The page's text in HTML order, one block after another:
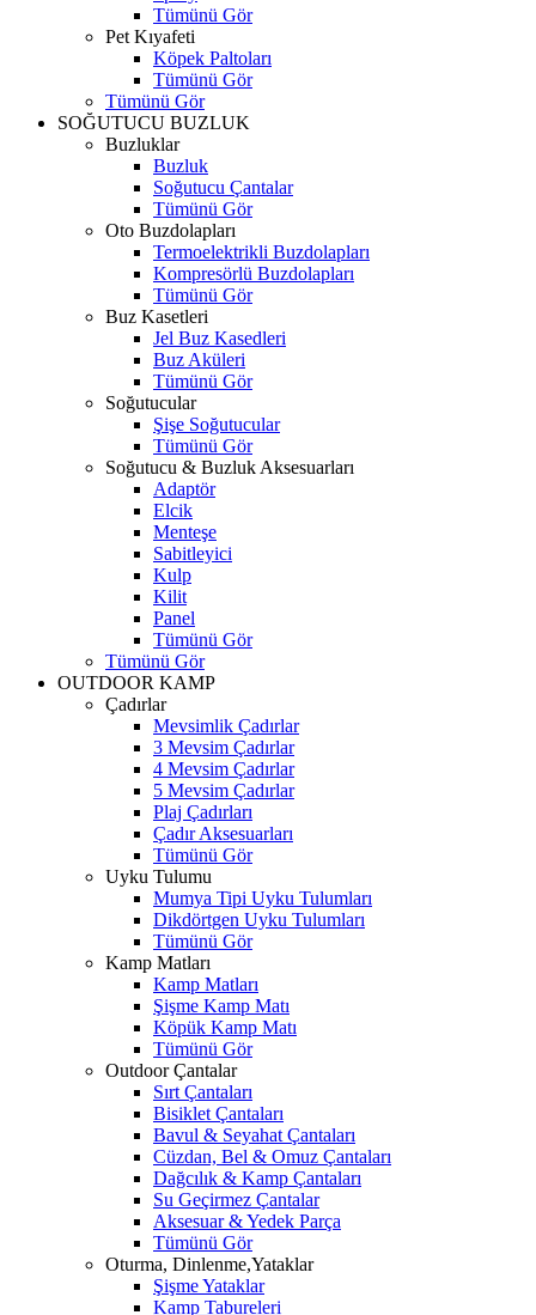
Tümünü Gör
Pet Kıyafeti
Köpek Paltoları
Tümünü Gör
Tümünü Gör
SOĞUTUCU BUZLUK
Buzluklar
Buzluk
Soğutucu Çantalar
Tümünü Gör
Oto Buzdolapları
Termoelektrikli Buzdolapları
Kompresörlü Buzdolapları
Tümünü Gör
Buz Kasetleri
Jel Buz Kasedleri
Buz Aküleri
Tümünü Gör
Soğutucular
Şişe Soğutucular
Tümünü Gör
Soğutucu & Buzluk Aksesuarları
Adaptör
Elcik
Menteşe
Sabitleyici
Kulp
Kilit
Panel
Tümünü Gör
Tümünü Gör
OUTDOOR KAMP
Çadırlar
Mevsimlik Çadırlar
3 Mevsim Çadırlar
4 Mevsim Çadırlar
5 Mevsim Çadırlar
Plaj Çadırları
Çadır Aksesuarları
Tümünü Gör
Uyku Tulumu
Mumya Tipi Uyku Tulumları
Dikdörtgen Uyku Tulumları
Tümünü Gör
Kamp Matları
Kamp Matları
Şişme Kamp Matı
Köpük Kamp Matı
Tümünü Gör
Outdoor Çantalar
Sırt Çantaları
Bisiklet Çantaları
Bavul & Seyahat Çantaları
Cüzdan, Bel & Omuz Çantaları
Dağcılık & Kamp Çantaları
Su Geçirmez Çantalar
Aksesuar & Yedek Parça
Tümünü Gör
Oturma, Dinlenme,Yataklar
Şişme Yataklar
Kamp Tabureleri